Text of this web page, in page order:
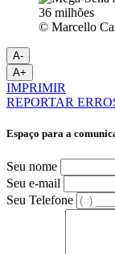
© Marcello
A-
A+
IMPRIMIR
REPORTAR
Espaço para a
Seu nome
Seu e-mail
Seu Telefone